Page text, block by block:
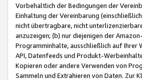
Vorbehaltlich der Bedingungen der
Einhaltung der Vereinbarung
nicht übertragbare, nicht
anzuzeigen; (b) nur diejenigen der
Programminhalte, ausschließlich auf Ihrer
API, Datenfeeds und Produkt-
Kopieren oder andere Verwenden von
Sammeln und Extrahieren von Daten. Zur